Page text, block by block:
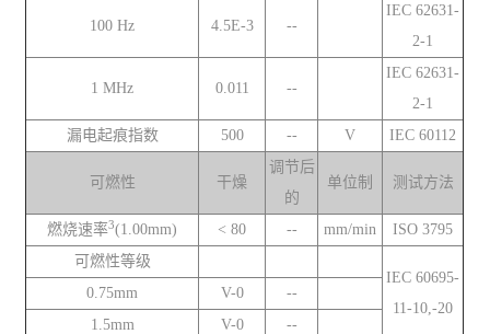
100 Hz 4.5E-3 --
IEC 62631-
2-1
1 MHz 0.011 --
IEC 62631-
2-1
漏电起痕指数
500 -- V IEC 60112
可燃性 干燥
调节后
的
单位制 测试方法
燃烧速率3(1.00mm) < 80 -- mm/min
ISO 3795
可燃性等级
IEC 60695-
11-10,-20
0.75mm V-0
--
1.5mm
V-0 --